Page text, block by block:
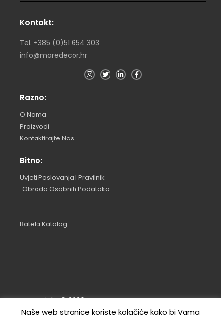
Kontakt:
Tel. +385 (0)51 654 303
info@maredecor.hr
Razno:
O Nama
Proizvodi
Kontaktirajte Nas
Bitno:
Uvjeti Poslovanja I Pravilnik
Obrada Osobnih Podataka
Batela Katalog
Copyright ©2026.
Naše web stranice koriste kolačiće kako bi Vama